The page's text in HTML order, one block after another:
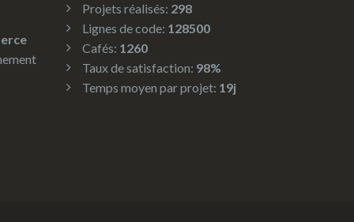
Projets réalisés: 298
Lignes de code: 128500
Cafés: 1260
Taux de satisfaction: 98%
Temps moyen par projet: 19j